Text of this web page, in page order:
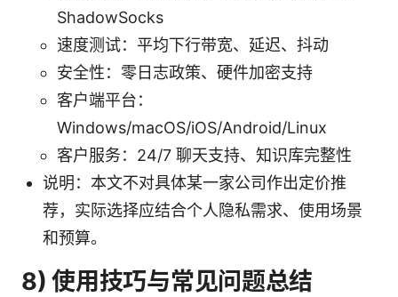
ShadowSocks
速度测试：平均下行带宽、延迟、抖动
安全性：零日志政策、硬件加密支持
客户端平台：
Windows/macOS/iOS/Android/Linux
客户服务：24/7 聊天支持、知识库完整性
说明：本文不对具体某一家公司作出定价推
荐，实际选择应结合个人隐私需求、使用场景
和预算。
8) 使用技巧与常见问题总结